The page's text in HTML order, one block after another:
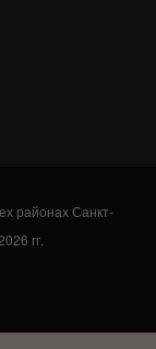
районах Санкт-
гг.